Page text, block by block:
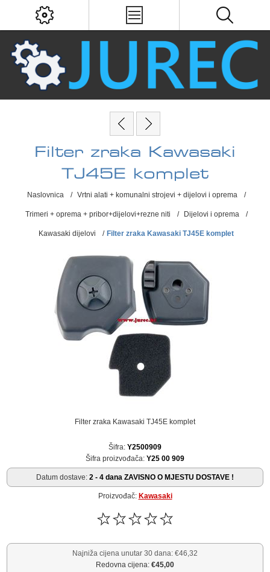
Filter zraka Kawasaki
TJ45E komplet
Naslovnica / Vrtni alati + komunalni strojevi + dijelovi i oprema /
Trimeri + oprema + pribor+dijelovi+rezne niti / Dijelovi i oprema /
Kawasaki dijelovi / Filter zraka Kawasaki TJ45E komplet
Filter zraka Kawasaki TJ45E komplet
Šifra: Y2500909
Šifra proizvođača: Y25 00 909
Datum dostave: 2 - 4 dana ZAVISNO O MJESTU DOSTAVE !
Proizvođač: Kawasaki
Najniža cijena unutar 30 dana: €46,32
Redovna cijena: €45,00